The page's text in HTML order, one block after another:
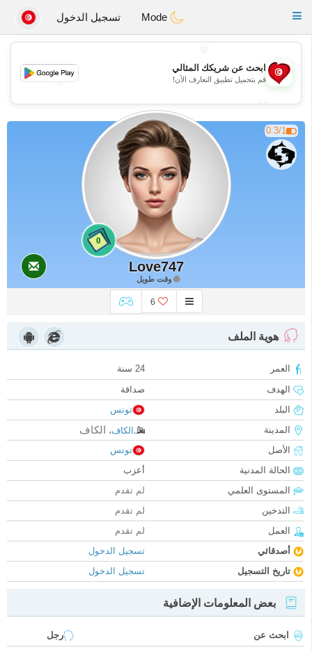
Tunisia Dating
Toggle
تسجيل الدخول
💖
💕
💕
ابحث عن شريكك المثالي
قم بتحميل تطبيق التعارف الآن!
0.3/1
0
Love747
وقت طويل
6
هوية الملف
العمر
24 سنة
الهدف
صداقة
البلد
تونس
المدينة
الكاف، الكاف
الأصل
تونس
الحالة المدنية
أعزب
المستوى العلمي
لم تقدم
التدخين
لم تقدم
العمل
لم تقدم
أصدقائي
تسجيل الدخول
تاريخ التسجيل
تسجيل الدخول
بعض المعلومات الإضافية
ابحث عن
رجل